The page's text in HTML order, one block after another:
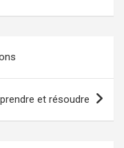
et résoudre